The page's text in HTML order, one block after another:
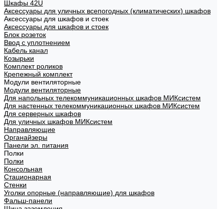
Шкафы 42U
Аксессуары для уличных всепогодных (климатических) шкафов
Аксессуары для шкафов и стоек
Аксессуары для шкафов и стоек
Блок розеток
Ввод с уплотнением
Кабель канал
Козырьки
Комплект роликов
Крепежный комплект
Модули вентиляторные
Модули вентиляторные
Для напольных телекоммуникационных шкафов МИКсистем
Для настенных телекоммуникационных шкафов МИКсистем
Для серверных шкафов
Для уличных шкафов МИКсистем
Направляющие
Органайзеры
Панели эл. питания
Полки
Полки
Консольная
Стационарная
Стенки
Уголки опорные (направляющие) для шкафов
Фальш-панели